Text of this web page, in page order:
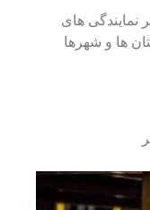
نمایندگی های
ها و شهرها